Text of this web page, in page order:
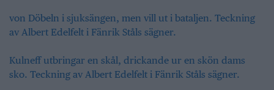
von Döbeln i sjuksängen, men vill ut i bataljen. Teckning
av Albert Edelfelt i Fänrik Ståls sägner.
Kulneff utbringar en skål, drickande ur en skön dams
sko. Teckning av Albert Edelfelt i Fänrik Ståls sägner.